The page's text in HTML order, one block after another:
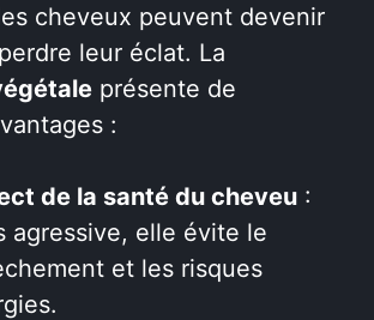
cheveux peuvent devenir
leur éclat. La
présente de
:
de la santé du cheveu :
agressive, elle évite le
et les risques